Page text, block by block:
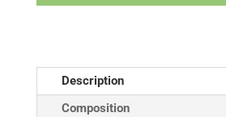
Description
Composition